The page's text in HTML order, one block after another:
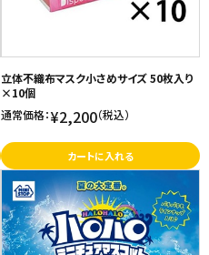
立体不織布マスク小さめサイズ 50枚入り
×10個
通常価格：¥2,200（税込）
カートに入れる